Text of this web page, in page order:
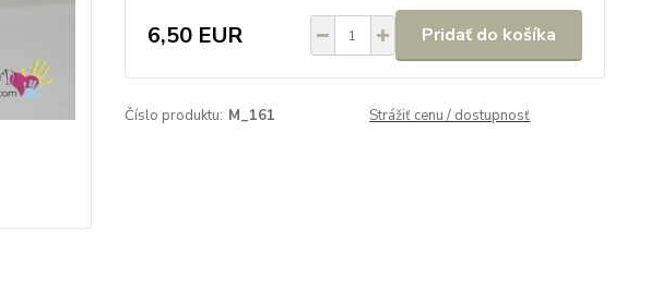
6,50 EUR Pridať do košíka
Číslo produktu: M_161 Strážiť cenu / dostupnosť